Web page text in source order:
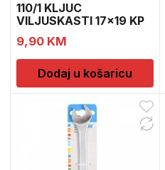
110/1 KLJUC
VILJUSKASTI 17×19 KP
600083
9,90 KM
Dodaj u košaricu